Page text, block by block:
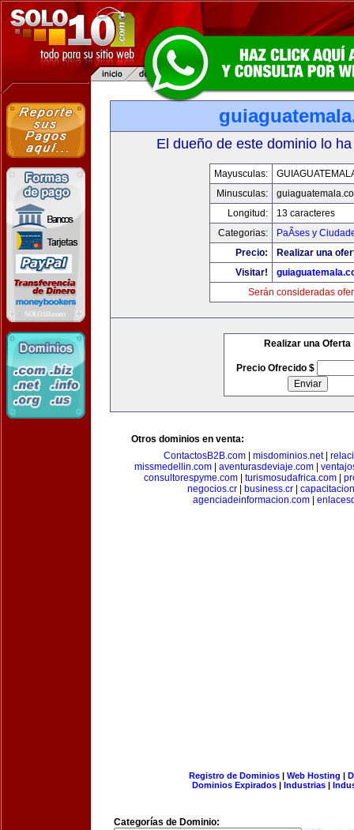
El dueño de este dominio lo
Mayusculas:
Minusculas:
Longitud:
13 caracteres
Categorias:
PaÃ­ses y
Precio:
Realizar una
Visitar!
Serán consideradas
Realizar una Oferta
Precio Ofrecido $
Otros dominios en venta:
ContactosB2B.com
misdominios.net|
missmedellin.com
aventurasdeviaje.com
consultorespyme.com| turismosudafrica.com|
negocios.cr| business.cr|
agenciadeinformacion.com
Registro de Dominios| Web Hosting |
Dominios Expirados | Industrias |
Categorías de Dominio: